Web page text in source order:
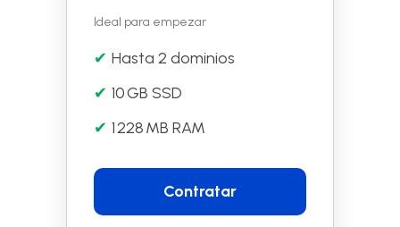
Ideal para empezar
Hasta 2 dominios
10 GB SSD
1 228 MB RAM
Contratar